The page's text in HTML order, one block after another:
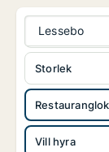
Lessebo
Vill hyra
Storlek